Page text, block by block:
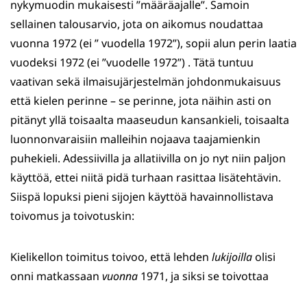
nykymuodin mukaisesti ”määräajalle”. Samoin
sellainen talousarvio, jota on aikomus noudattaa
vuonna 1972 (ei ” vuodella 1972”), sopii alun perin laatia
vuodeksi 1972 (ei ”vuodelle 1972”) . Tätä tuntuu
vaativan sekä ilmaisujärjestelmän johdonmukaisuus
että kielen perinne – se perinne, jota näihin asti on
pitänyt yllä toisaalta maaseudun kansankieli, toisaalta
luonnonvaraisiin malleihin nojaava taajamienkin
puhekieli. Adessiivilla ja allatiivilla on jo nyt niin paljon
käyttöä, ettei niitä pidä turhaan rasittaa lisätehtävin.
Siispä lopuksi pieni sijojen käyttöä havainnollistava
toivomus ja toivotuskin:
Kielikellon toimitus toivoo, että lehden lukijoillaolisi
onni matkassaan vuonna 1971, ja siksi se toivottaa